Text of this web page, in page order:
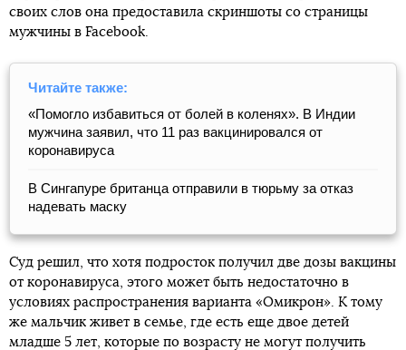
своих слов она предоставила скриншоты со страницы
мужчины в Facebook.
Читайте также:
«Помогло избавиться от болей в коленях». В Индии
мужчина заявил, что 11 раз вакцинировался от
коронавируса
В Сингапуре британца отправили в тюрьму за отказ
надевать маску
Суд решил, что хотя подросток получил две дозы вакцины
от коронавируса, этого может быть недостаточно в
условиях распространения варианта «Омикрон». К тому
же мальчик живет в семье, где есть еще двое детей
младше 5 лет, которые по возрасту не могут получить